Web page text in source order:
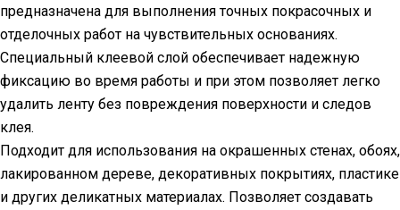
предназначена для выполнения точных покрасочных и
отделочных работ на чувствительных основаниях.
Специальный клеевой слой обеспечивает надежную
фиксацию во время работы и при этом позволяет легко
удалить ленту без повреждения поверхности и следов
клея.
Подходит для использования на окрашенных стенах, обоях,
лакированном дереве, декоративных покрытиях, пластике
и других деликатных материалах. Позволяет создавать